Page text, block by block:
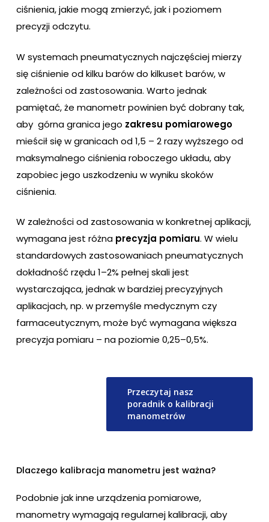
ciśnienia, jakie mogą zmierzyć, jak i poziomem
precyzji odczytu.
W systemach pneumatycznych najczęściej mierzy
się ciśnienie od kilku barów do kilkuset barów, w
zależności od zastosowania. Warto jednak
pamiętać, że manometr powinien być dobrany tak,
aby górna granica jego zakresu pomiarowego
mieścił się w granicach od 1,5 – 2 razy wyższego od
maksymalnego ciśnienia roboczego układu, aby
zapobiec jego uszkodzeniu w wyniku skoków
ciśnienia.
W zależności od zastosowania w konkretnej aplikacji,
wymagana jest różna precyzja pomiaru. W wielu
standardowych zastosowaniach pneumatycznych
dokładność rzędu 1–2% pełnej skali jest
wystarczająca, jednak w bardziej precyzyjnych
aplikacjach, np. w przemyśle medycznym czy
farmaceutycznym, może być wymagana większa
precyzja pomiaru – na poziomie 0,25–0,5%.
Przeczytaj nasz
poradnik o kalibracji
manometrów
Dlaczego kalibracja manometru jest ważna?
Podobnie jak inne urządzenia pomiarowe,
manometry wymagają regularnej kalibracji, aby